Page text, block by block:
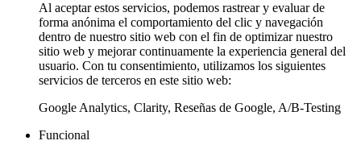
Al aceptar estos servicios, podemos rastrear y evaluar de
forma anónima el comportamiento del clic y navegación
dentro de nuestro sitio web con el fin de optimizar nuestro
sitio web y mejorar continuamente la experiencia general del
usuario. Con tu consentimiento, utilizamos los siguientes
servicios de terceros en este sitio web:
Google Analytics, Clarity, Reseñas de Google, A/B-Testing
Funcional